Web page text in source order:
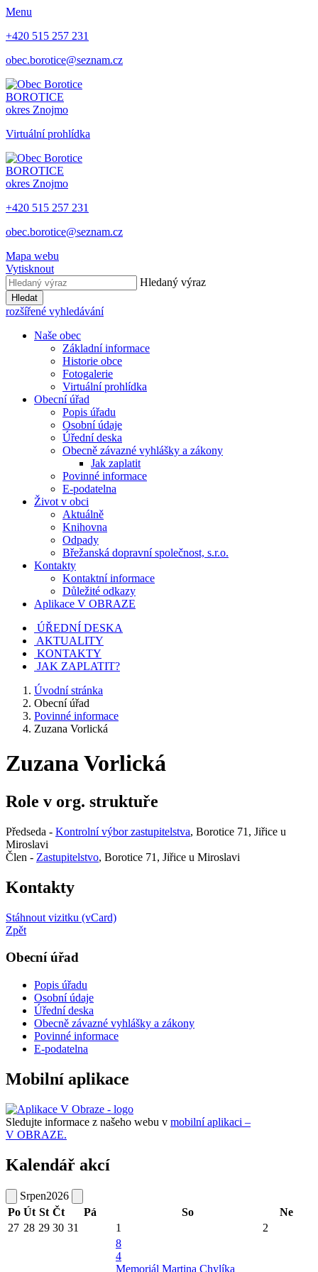
Menu
+420 515 257 231
obec.borotice@seznam.cz
BOROTICE
okres Znojmo
Virtuální prohlídka
BOROTICE
okres Znojmo
+420 515 257 231
obec.borotice@seznam.cz
Mapa webu
Vytisknout
Hledaný výraz
Hledat
rozšířené vyhledávání
Naše obec
Základní informace
Historie obce
Fotogalerie
Virtuální prohlídka
Obecní úřad
Popis úřadu
Osobní údaje
Úřední deska
Obecně závazné vyhlášky a zákony
Jak zaplatit
Povinné informace
E-podatelna
Život v obci
Aktuálně
Knihovna
Odpady
Břežanská dopravní společnost, s.r.o.
Kontakty
Kontaktní informace
Důležité odkazy
Aplikace V OBRAZE
ÚŘEDNÍ DESKA
AKTUALITY
KONTAKTY
JAK ZAPLATIT?
Úvodní stránka
Obecní úřad
Povinné informace
Zuzana Vorlická
Zuzana Vorlická
Role v org. struktuře
Předseda - Kontrolní výbor zastupitelstva, Borotice 71, Jiřice u
Miroslavi
Člen - Zastupitelstvo, Borotice 71, Jiřice u Miroslavi
Kontakty
Stáhnout vizitku (vCard)
Zpět
Obecní úřad
Popis úřadu
Osobní údaje
Úřední deska
Obecně závazné vyhlášky a zákony
Povinné informace
E-podatelna
Mobilní aplikace
Sledujte informace z našeho webu v mobilní aplikaci –
V OBRAZE.
Kalendář akcí
Srpen2026
Po Út St Čt Pá So
Ne
27 28 29 30 31 1 2
8
4
Memoriál Martina Chylíka